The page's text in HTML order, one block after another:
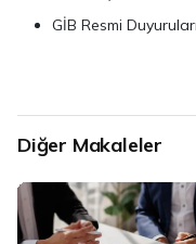
GİB Resmi
Diğer Makaleler